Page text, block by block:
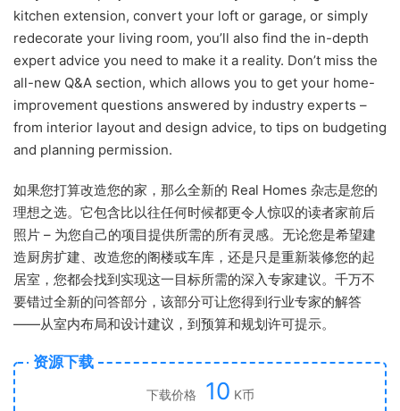
kitchen extension, convert your loft or garage, or simply
redecorate your living room, you’ll also find the in-depth
expert advice you need to make it a reality. Don’t miss the
all-new Q&A section, which allows you to get your home-
improvement questions answered by industry experts –
from interior layout and design advice, to tips on budgeting
and planning permission.
如果您打算改造您的家，那么全新的 Real Homes 杂志是您的
理想之选。它包含比以往任何时候都更令人惊叹的读者家前后
照片 – 为您自己的项目提供所需的所有灵感。无论您是希望建
造厨房扩建、改造您的阁楼或车库，还是只是重新装修您的起
居室，您都会找到实现这一目标所需的深入专家建议。千万不
要错过全新的问答部分，该部分可让您得到行业专家的解答
——从室内布局和设计建议，到预算和规划许可提示。
资源下载
下载价格 10 K币